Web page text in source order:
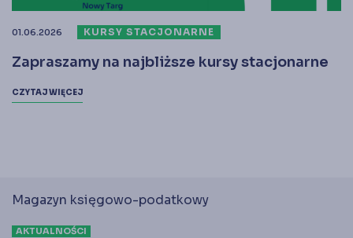
01.06.2026 KURSY STACJONARNE
Zapraszamy na najbliższe kursy stacjonarne
CZYTAJ WIĘCEJ
Magazyn księgowo-podatkowy
AKTUALNOŚCI